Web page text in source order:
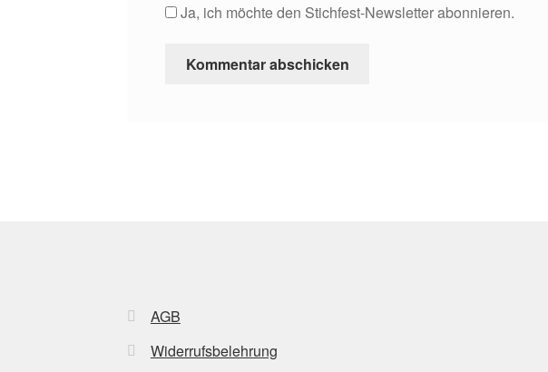
Ja, ich möchte den Stichfest-Newsletter abonnieren.
AGB
Widerrufsbelehrung